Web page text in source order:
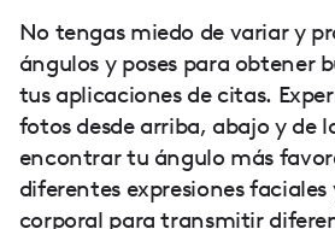
No tengas miedo de variar y
ángulos y poses para obtener
tus aplicaciones de citas.
fotos desde arriba, abajo y de
encontrar tu ángulo más
diferentes expresiones faciales
corporal para transmitir